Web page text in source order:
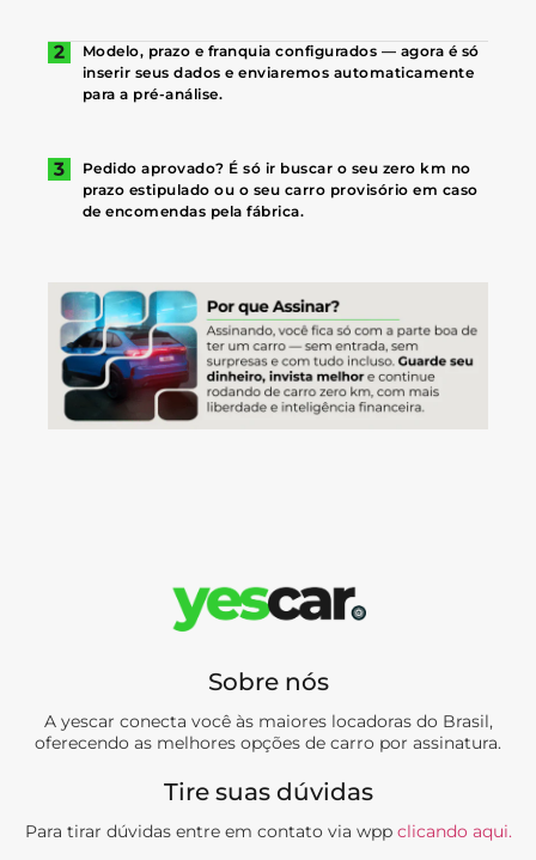
Modelo, prazo e franquia configurados — agora é só
inserir seus dados e enviaremos automaticamente
para a pré-análise.
Pedido aprovado? É só ir buscar o seu zero km no
prazo estipulado ou o seu carro provisório em caso
de encomendas pela fábrica.
Sobre nós
A yescar conecta você às maiores locadoras do Brasil,
oferecendo as melhores opções de carro por assinatura.
Tire suas dúvidas
Para tirar dúvidas entre em contato via wpp clicando aqui.